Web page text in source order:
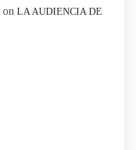
on LA AUDIENCIA DE